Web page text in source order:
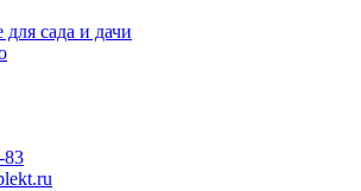
сада и дачи
83